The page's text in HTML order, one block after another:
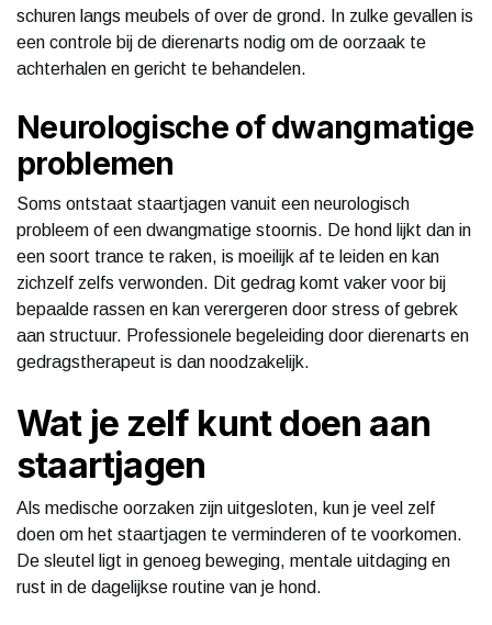
schuren langs meubels of over de grond. In zulke gevallen is
een controle bij de dierenarts nodig om de oorzaak te
achterhalen en gericht te behandelen.
Neurologische of dwangmatige
problemen
Soms ontstaat staartjagen vanuit een neurologisch
probleem of een dwangmatige stoornis. De hond lijkt dan in
een soort trance te raken, is moeilijk af te leiden en kan
zichzelf zelfs verwonden. Dit gedrag komt vaker voor bij
bepaalde rassen en kan verergeren door stress of gebrek
aan structuur. Professionele begeleiding door dierenarts en
gedragstherapeut is dan noodzakelijk.
Wat je zelf kunt doen aan
staartjagen
Als medische oorzaken zijn uitgesloten, kun je veel zelf
doen om het staartjagen te verminderen of te voorkomen.
De sleutel ligt in genoeg beweging, mentale uitdaging en
rust in de dagelijkse routine van je hond.